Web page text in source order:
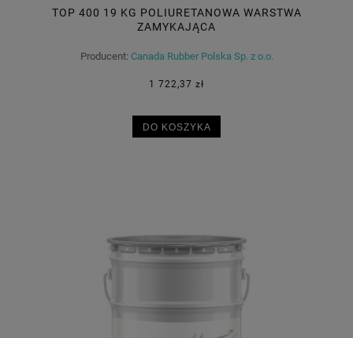
TOP 400 19 KG POLIURETANOWA WARSTWA
ZAMYKAJĄCA
Producent: Canada Rubber Polska Sp. z o.o.
1 722,37 zł
DO KOSZYKA